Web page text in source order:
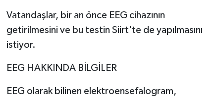
Vatandaşlar, bir an önce EEG cihazının
getirilmesini ve bu testin Siirt'te de yapılmasını
istiyor.
EEG HAKKINDA BİLGİLER
EEG olarak bilinen elektroensefalogram,